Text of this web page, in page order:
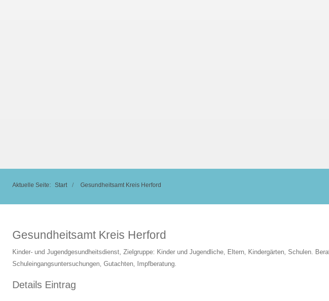
Aktuelle Seite: Start Gesundheitsamt Kreis Herford
Gesundheitsamt Kreis Herford
Kinder- und Jugendgesundheitsdienst, Zielgruppe: Kinder und Jugendliche, Eltern, Kindergärten, Schulen.
Schuleingangsuntersuchungen, Gutachten, Impfberatung.
Details Eintrag